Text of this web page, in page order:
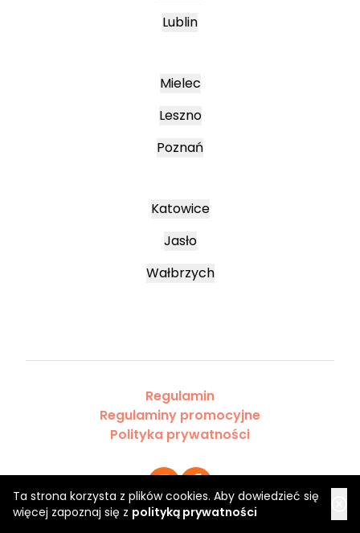
Ta strona korzysta z plików cookies. Aby dowiedzieć się
więcej zapoznaj się z polityką prywatności
Lublin
Mielec
Leszno
Poznań
Katowice
Jasło
Wałbrzych
Regulamin
Regulaminy promocyjne
Polityka prywatności